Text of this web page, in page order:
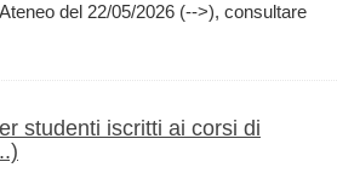
del 22/05/2026 (-->), consultare
studenti iscritti ai corsi di